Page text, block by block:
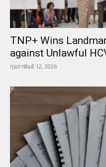
TNP+ Wins
against Unlawful
กุมภาพันธ์ 12, 2026